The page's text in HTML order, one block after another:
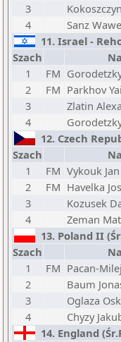
3
4
Sanz
11. Israel -
Szach
1
FM
2
FM Parkhov
3
Zlatin
4
12. Czech
Szach
1
FM Vykouk Jan
2
FM Havelka
3
Kozusek
4
Zeman
13. Poland II
Szach
1
FM Pacan-
2
Baum
3
Oglaza
4
Chyzy
14. England